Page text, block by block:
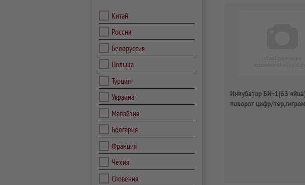
Китай
Россия
Белоруссия
Польша
Турция
Украина
Малайзия
Болгария
Франция
Чехия
Словения
Инкубатор БИ-1(63
поворот цифр/